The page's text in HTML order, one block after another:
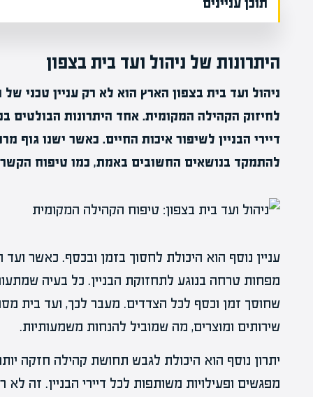
היתרונות של ניהול ועד בית בצפון
ניהול ועד בית בצפון הארץ הוא לא רק עניין טכני
לחיזוק הקהילה המקומית. אחד היתרונות הבולטים
דיירי הבניין לשיפור איכות החיים. כאשר ישנו גוף
להתמקד בנושאים החשובים באמת, כמו טיפוח
עניין נוסף הוא היכולת לחסוך בזמן ובכסף. כאשר
מפחות טרחה בנוגע לתחזוקת הבניין. כל בעיה
שחוסך זמן וכסף לכל הצדדים. מעבר לכך, ועד בית
שירותים ומוצרים, מה שמוביל להנחות משמעותיות.
יתרון נוסף הוא היכולת לגבש תחושת קהילה חזקה
מפגשים ופעילויות משותפות לכל דיירי הבניין. זה